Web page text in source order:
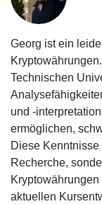
Georg ist ein
Technischen
und -
ermöglichen,
Diese
Recherche,
aktuellen